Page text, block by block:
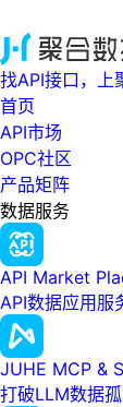
找API接口，上
首页
API市场
OPC社区
产品矩阵
数据服务
API Market
API数据应用服
JUHE MCP &
打破LLM数据